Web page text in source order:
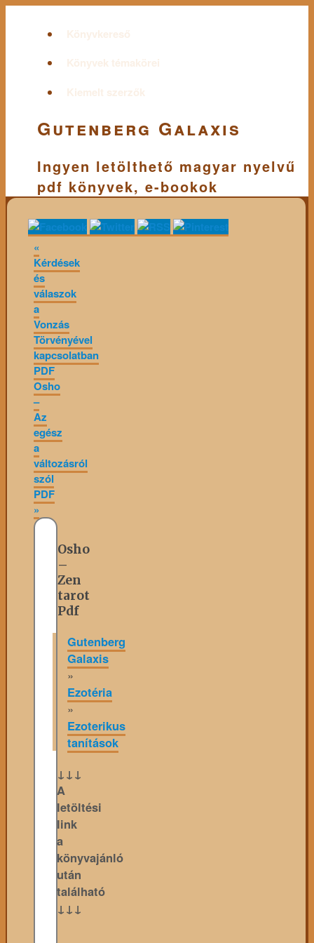
Könyvkereső
Könyvek témakörei
Kiemelt szerzők
Gutenberg Galaxis
Ingyen letölthető magyar nyelvű
pdf könyvek, e-bookok
«
Kérdések
és
válaszok
a
Vonzás
Törvényével
kapcsolatban
PDF
Osho
–
Az
egész
a
változásról
szól
PDF
»
Osho
–
Zen
tarot
Pdf
Gutenberg
Galaxis
»
Ezotéria
»
Ezoterikus
tanítások
↓↓↓
A
letöltési
link
a
könyvajánló
után
található
↓↓↓